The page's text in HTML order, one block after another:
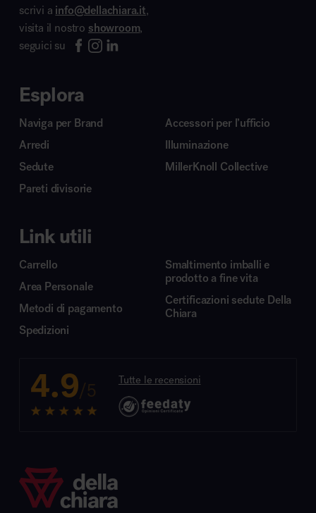
scrivi a info@dellachiara.it,
visita il nostro showroom,
seguici su
Esplora
Naviga per Brand
Arredi
Sedute
Pareti divisorie
Accessori per l’ufficio
Illuminazione
MillerKnoll Collective
Link utili
Carrello
Area Personale
Metodi di pagamento
Spedizioni
Smaltimento imballi e
prodotto a fine vita
Certificazioni sedute Della
Chiara
4.9/5 Tutte le recensioni